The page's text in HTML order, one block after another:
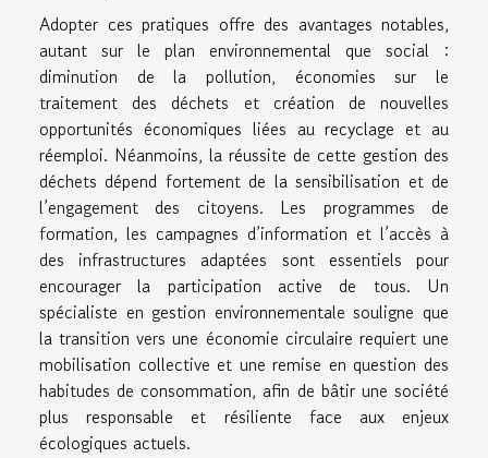
Adopter ces pratiques offre des avantages notables,
autant sur le plan environnemental que social :
diminution de la pollution, économies sur le
traitement des déchets et création de nouvelles
opportunités économiques liées au recyclage et au
réemploi. Néanmoins, la réussite de cette gestion des
déchets dépend fortement de la sensibilisation et de
l’engagement des citoyens. Les programmes de
formation, les campagnes d’information et l’accès à
des infrastructures adaptées sont essentiels pour
encourager la participation active de tous. Un
spécialiste en gestion environnementale souligne que
la transition vers une économie circulaire requiert une
mobilisation collective et une remise en question des
habitudes de consommation, afin de bâtir une société
plus responsable et résiliente face aux enjeux
écologiques actuels.